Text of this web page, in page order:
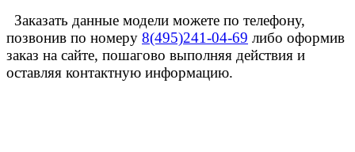
Заказать данные модели можете по телефону,
позвонив по номеру 8(495)241-04-69 либо оформив
заказ на сайте, пошагово выполняя действия и
оставляя контактную информацию.